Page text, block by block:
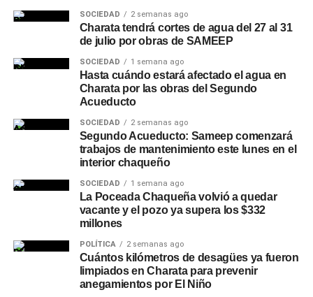
SOCIEDAD 2 semanas ago
Charata tendrá cortes de agua del 27 al 31
de julio por obras de SAMEEP
SOCIEDAD 1 semana ago
Hasta cuándo estará afectado el agua en
Charata por las obras del Segundo
Acueducto
SOCIEDAD 2 semanas ago
Segundo Acueducto: Sameep comenzará
trabajos de mantenimiento este lunes en el
interior chaqueño
SOCIEDAD 1 semana ago
La Poceada Chaqueña volvió a quedar
vacante y el pozo ya supera los $332
millones
POLÍTICA 2 semanas ago
Cuántos kilómetros de desagües ya fueron
limpiados en Charata para prevenir
anegamientos por El Niño